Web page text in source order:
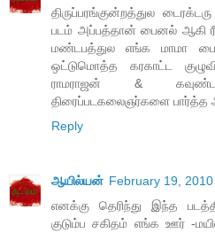
திருப்பரங்குன்றத்துல
படம் அப்பத்தான் பைனல் ஆகி
மண்டபத்துல எங்க மாமா
ஒட்டுமொத்த கரகாட்ட
ராமராஜன் &
திரைப்படகலைஞர்களை
Reply
ஆயில்யன் February 19,
எனக்கு தெரிந்து இந்த
குடும்ப சகிதம் எங்க ஊர் -